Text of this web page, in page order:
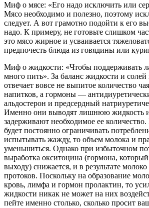
Миф о мясе: «Его надо исключить или
Мясо необходимо и полезно, поэтому
следует. А вот грамотно подойти к его
надо. К примеру, не готовьте слишком
это мясо жирное и усваивается
предпочесть блюда из говядины или
Миф о жидкости: «Чтобы поддерживать
много пить». За баланс жидкости и солей
отвечает вовсе не выпитое количество
напитков, а гормоны —
альдостерон и предсердный
Именно они выводят лишнюю жидкость
задерживают необходимое ее
будет постоянно ограничивать
испытывать жажду, то объем молока и
уменьшиться. Однако при избыточном
выработка окситоцина (гормона,
выходу) снижается, и в результате
протоков. Поскольку на образование
кровь, лимфа и гормон пролактин, то
жидкости никак не может на них
пейте именно столько, сколько просит